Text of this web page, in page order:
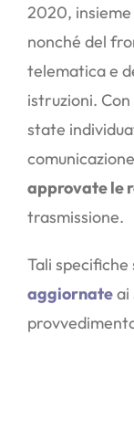
2020,
nonché del
telematica e
istruzioni.
state
approvate le
trasmissione.
Tali
aggiornateai